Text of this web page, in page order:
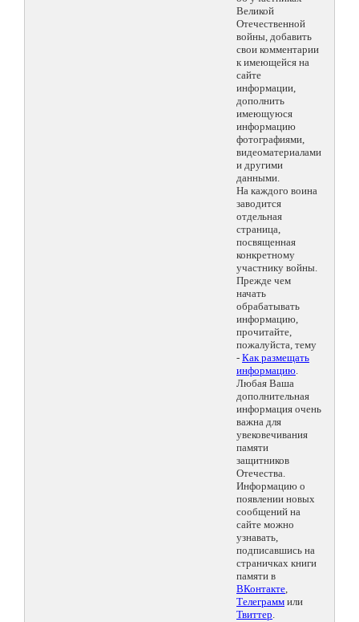
Великой
Отечественной
войны, добавить
свои комментарии
к имеющейся на
сайте
информации,
дополнить
имеющуюся
информацию
фотографиями,
видеоматериалами
и другими
данными.
На каждого воина
заводится
отдельная
страница,
посвященная
конкретному
участнику войны.
Прежде чем
начать
обрабатывать
информацию,
прочитайте,
пожалуйста, тему
- Как размещать
информацию.
Любая Ваша
дополнительная
информация очень
важна для
увековечивания
памяти
защитников
Отечества.
Информацию о
появлении новых
сообщений на
сайте можно
узнавать,
подписавшись на
страничках книги
памяти в
ВКонтакте,
Телеграмм или
Твиттер.